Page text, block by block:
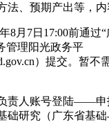
法、预期产出等，内
月7日17:00前通过“
管理阳光政务平
）提交。暂不
人账号登陆——申
研究（广东省基础